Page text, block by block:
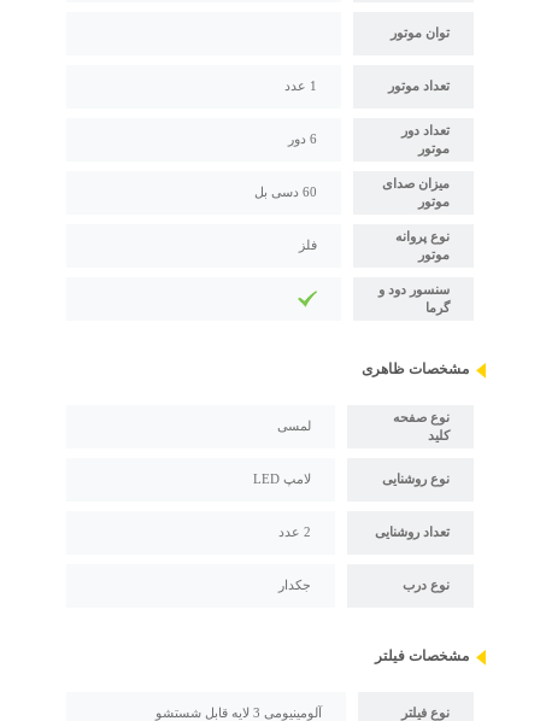
توان موتور
تعداد موتور 1 عدد
تعداد دور
موتور
6 دور
میزان صدای
موتور
60 دسی بل
نوع پروانه
موتور
فلز
سنسور دود و
گرما
مشخصات ظاهری
نوع صفحه
کلید
لمسی
نوع روشنایی لامپ LED
تعداد روشنایی 2 عدد
نوع درب جکدار
مشخصات فیلتر
نوع فیلتر آلومینیومی 3 لایه قابل شستشو